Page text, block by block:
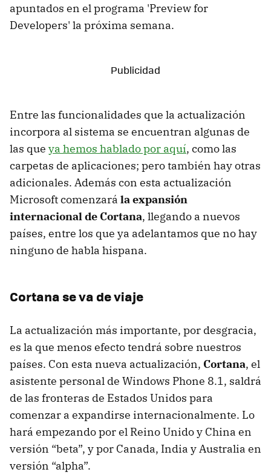
apuntados en el programa 'Preview for
Developers' la próxima semana.
Entre las funcionalidades que la actualización
incorpora al sistema se encuentran algunas de
las que ya hemos hablado por aquí, como las
carpetas de aplicaciones; pero también hay otras
adicionales. Además con esta actualización
Microsoft comenzará la expansión
internacional de Cortana, llegando a nuevos
países, entre los que ya adelantamos que no hay
ninguno de habla hispana.
Cortana se va de viaje
La actualización más importante, por desgracia,
es la que menos efecto tendrá sobre nuestros
países. Con esta nueva actualización, Cortana, el
asistente personal de Windows Phone 8.1, saldrá
de las fronteras de Estados Unidos para
comenzar a expandirse internacionalmente. Lo
hará empezando por el Reino Unido y China en
versión “beta”, y por Canada, India y Australia en
versión “alpha”.